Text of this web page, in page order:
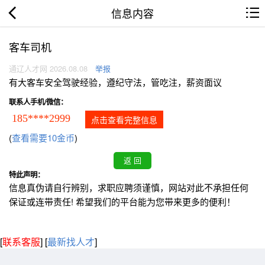
信息内容
客车司机
通辽人才网 2026.08.08 举报
有大客车安全驾驶经验，遵纪守法，管吃注，薪资面议
联系人手机/微信：
185****2999 点击查看完整信息
(查看需要10金币)
特此声明：
信息真伪请自行辨别，求职应聘须谨慎，网站对此不承担任何
保证或连带责任! 希望我们的平台能为您带来更多的便利！
[联系客服] [最新找人才]